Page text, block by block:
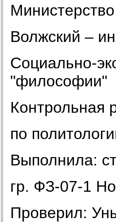
Волжский –
Социально-
"философии"
Контрольная
по
Выполнила:
гр. ФЗ-07-1
Проверил: